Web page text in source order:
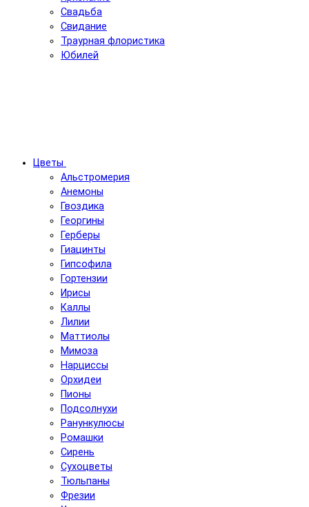
Свадьба
Свидание
Траурная флористика
Юбилей
Цветы
Альстромерия
Анемоны
Гвоздика
Георгины
Герберы
Гиацинты
Гипсофила
Гортензии
Ирисы
Каллы
Лилии
Маттиолы
Мимоза
Нарциссы
Орхидеи
Пионы
Подсолнухи
Ранункулюсы
Ромашки
Сирень
Сухоцветы
Тюльпаны
Фрезии